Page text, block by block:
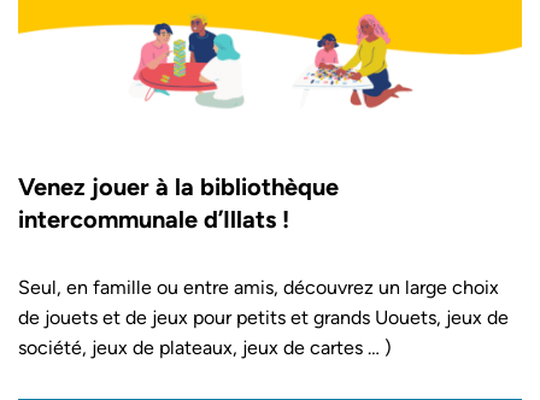
Venez jouer à la bibliothèque
intercommunale d’Illats !
Seul, en famille ou entre amis, découvrez un large choix
de jouets et de jeux pour petits et grands Uouets, jeux de
société, jeux de plateaux, jeux de cartes … )